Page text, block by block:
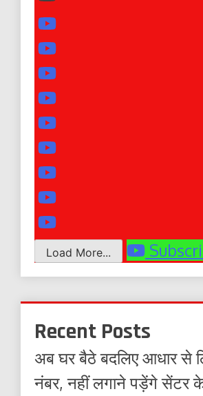
Load More...
Recent Posts
अब घर बैठे बदलिए आधार से
नंबर, नहीं लगाने पड़ेंगे सेंटर